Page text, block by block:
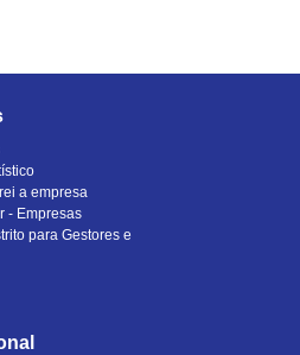
a empresa
- Empresas
para Gestores e